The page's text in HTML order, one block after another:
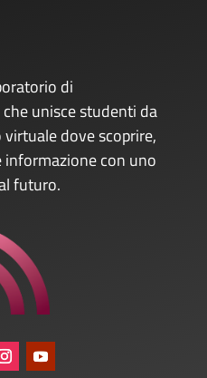
di
unisce studenti da
dove scoprire,
con uno
futuro.